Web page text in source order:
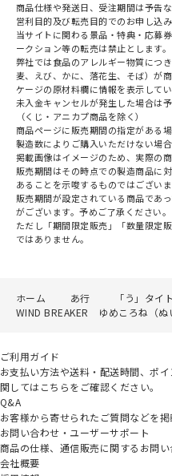
商品仕様や発送日、受注期間は予告
営利目的及び転売目的でのお申し込
当サイトに関わる景品・特典・応募
ークション等の転売は禁止とします。
弊社では食品のアレルギー物質につ
麦、えび、かに、落花生、そば）が
ケージの原材料欄に情報を表示してい
未入金キャンセルが発生した場合は
（くじ・アニカプ商品を除く）
商品ページに販売期間の指定がある
製造数によりご購入いただけない場合
掲載画像はイメージのため、実際の
販売期間はその時点での製造商品に
あることを示唆するものではございま
販売期間が設定されている商品であ
がございます。予めご了承ください。
ただし「期間限定販売」「数量限定
ではありません。
ホーム あ行 「う」タイ
WIND BREAKER ゆめころね（ぬ
ご利用ガイド
お支払い方法や送料・配送時間、ポ
関してはこちらをご確認ください。
Q&A
お客様から寄せられたご質問などを掲
お問い合わせ・ユーザーサポート
商品の仕様、通信販売に関するお問い
会社概要